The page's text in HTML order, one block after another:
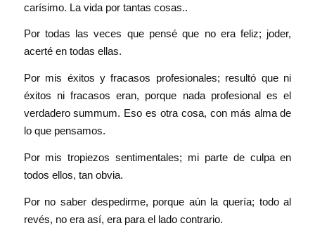
carísimo. La vida por tantas cosas..
Por todas las veces que pensé que no era feliz; joder,
acerté en todas ellas.
Por mis éxitos y fracasos profesionales; resultó que ni
éxitos ni fracasos eran, porque nada profesional es el
verdadero summum. Eso es otra cosa, con más alma de
lo que pensamos.
Por mis tropiezos sentimentales; mi parte de culpa en
todos ellos, tan obvia.
Por no saber despedirme, porque aún la quería; todo al
revés, no era así, era para el lado contrario.